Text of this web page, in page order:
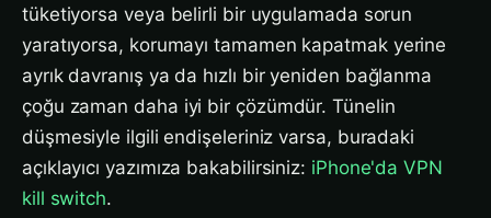
tüketiyorsa veya belirli bir uygulamada sorun
yaratıyorsa, korumayı tamamen kapatmak yerine
ayrık davranış ya da hızlı bir yeniden bağlanma
çoğu zaman daha iyi bir çözümdür. Tünelin
düşmesiyle ilgili endişeleriniz varsa, buradaki
açıklayıcı yazımıza bakabilirsiniz: iPhone'da VPN
kill switch.